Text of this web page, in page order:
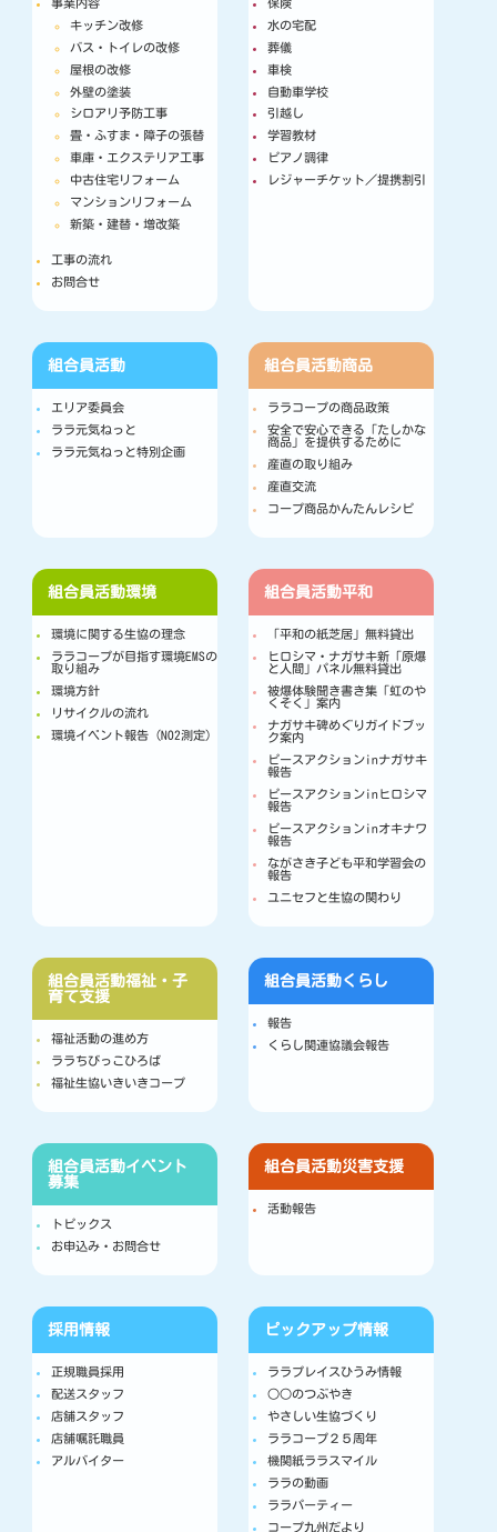
事業内容
キッチン改修
バス・トイレの改修
屋根の改修
外壁の塗装
シロアリ予防工事
畳・ふすま・障子の張替
車庫・エクステリア工事
中古住宅リフォーム
マンションリフォーム
新築・建替・増改築
工事の流れ
お問合せ
保険
水の宅配
葬儀
車検
自動車学校
引越し
学習教材
ピアノ調律
レジャーチケット／提携割引
組合員活動
エリア委員会
ララ元気ねっと
ララ元気ねっと特別企画
組合員活動商品
ララコープの商品政策
安全で安心できる「たしかな
商品」を提供するために
産直の取り組み
産直交流
コープ商品かんたんレシピ
組合員活動環境
環境に関する生協の理念
ララコープが目指す環境EMSの
取り組み
環境方針
リサイクルの流れ
環境イベント報告（NO2測定）
組合員活動平和
「平和の紙芝居」無料貸出
ヒロシマ・ナガサキ新「原爆
と人間」パネル無料貸出
被爆体験聞き書き集「虹のや
くそく」案内
ナガサキ碑めぐりガイドブッ
ク案内
ピースアクションinナガサキ
報告
ピースアクションinヒロシマ
報告
ピースアクションinオキナワ
報告
ながさき子ども平和学習会の
報告
ユニセフと生協の関わり
組合員活動福祉・子
育て支援
福祉活動の進め方
ララちびっこひろば
福祉生協いきいきコープ
組合員活動くらし
報告
くらし関連協議会報告
組合員活動イベント
募集
トピックス
お申込み・お問合せ
組合員活動災害支援
活動報告
採用情報
正規職員採用
配送スタッフ
店舗スタッフ
店舗嘱託職員
アルバイター
ピックアップ情報
ララプレイスひうみ情報
○○のつぶやき
やさしい生協づくり
ララコープ２５周年
機関紙ララスマイル
ララの動画
ララパーティー
コープ九州だより